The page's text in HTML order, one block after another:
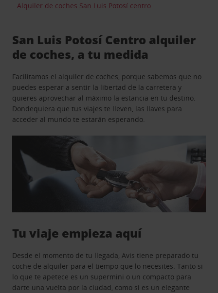
Alquiler de coches San Luis Potosí centro
San Luis Potosí Centro alquiler
de coches, a tu medida
Facilitamos el alquiler de coches, porque sabemos que no
puedes esperar a sentir la libertad de la carretera y
quieres aprovechar al máximo la estancia en tu destino.
Dondequiera que tus viajes te lleven, las llaves para
acceder al mundo te estarán esperando.
Tu viaje empieza aquí
Desde el momento de tu llegada, Avis tiene preparado tu
coche de alquiler para el tiempo que lo necesites. Tanto si
lo que te apetece es un supermini o un compacto para
darte una vuelta por la ciudad, como si es un elegante